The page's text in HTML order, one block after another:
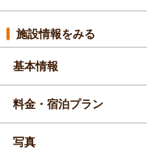
2026年6月(4)
2026年5月(1)
2026年4月(3)
施設情報をみる
基本情報
料金・宿泊プラン
写真